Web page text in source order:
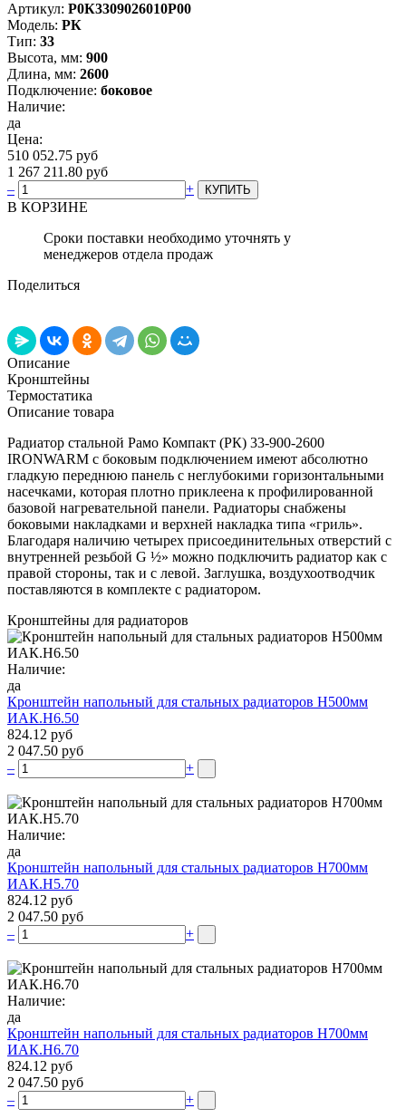
Артикул: Р0К3309026010P00
Модель: РК
Тип: 33
Высота, мм: 900
Длина, мм: 2600
Подключение: боковое
Наличие:
да
Цена:
510 052.75 руб
1 267 211.80 руб
–
+
В КОРЗИНЕ
Сроки поставки необходимо уточнять у
менеджеров отдела продаж
Поделиться
Описание
Кронштейны
Термостатика
Описание товара
Радиатор стальной Рамо Компакт (РК) 33-900-2600
IRONWARM с боковым подключением имеют абсолютно
гладкую переднюю панель с неглубокими горизонтальными
насечками, которая плотно приклеена к профилированной
базовой нагревательной панели. Радиаторы снабжены
боковыми накладками и верхней накладка типа «гриль».
Благодаря наличию четырех присоединительных отверстий с
внутренней резьбой G ½» можно подключить радиатор как с
правой стороны, так и с левой. Заглушка, воздухоотводчик
поставляются в комплекте с радиатором.
Кронштейны для радиаторов
Наличие:
да
Кронштейн напольный для стальных радиаторов Н500мм
ИАК.Н6.50
824.12 руб
2 047.50 руб
–
+
Наличие:
да
Кронштейн напольный для стальных радиаторов Н700мм
ИАК.Н5.70
824.12 руб
2 047.50 руб
–
+
Наличие:
да
Кронштейн напольный для стальных радиаторов Н700мм
ИАК.Н6.70
824.12 руб
2 047.50 руб
–
+